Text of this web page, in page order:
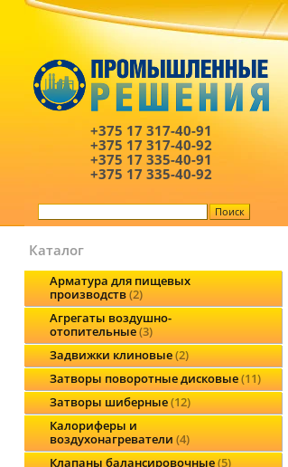
+375 17 317-40-91
+375 17 317-40-92
+375 17 335-40-91
+375 17 335-40-92
Каталог
Арматура для пищевых
производств 2
Агрегаты воздушно-
отопительные 3
Задвижки клиновые 2
Затворы поворотные дисковые 11
Затворы шиберные 12
Калориферы и
воздухонагреватели 4
Клапаны балансировочные 5